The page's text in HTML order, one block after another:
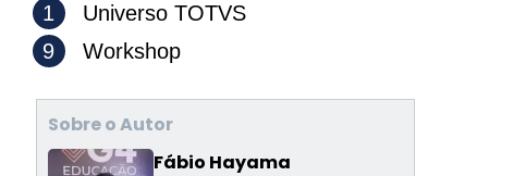
1
Universo TOTVS
9
Workshop
Sobre o Autor
Fábio Hayama